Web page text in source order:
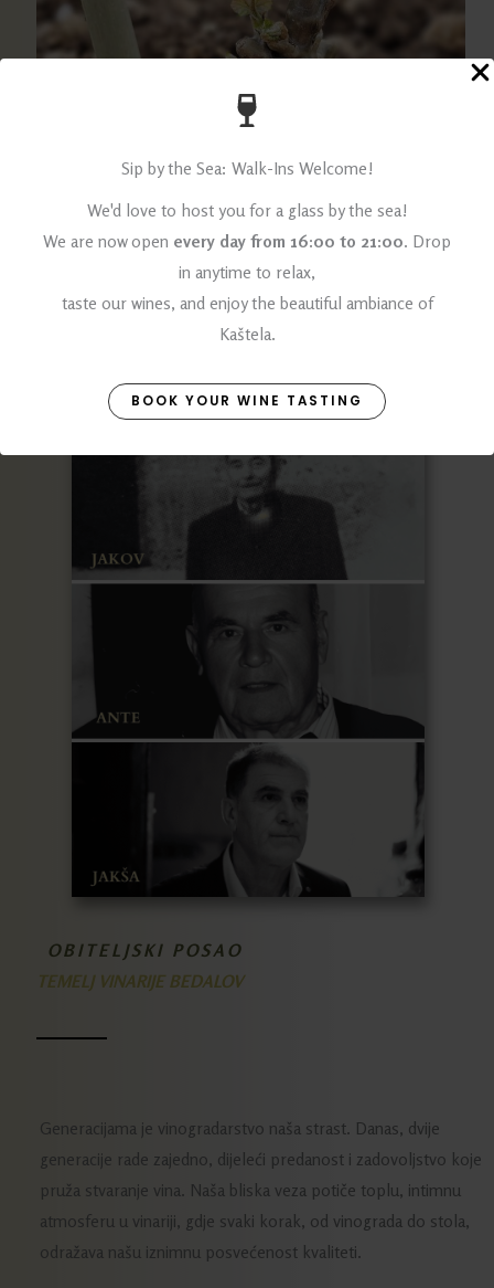
Sip by the Sea: Walk-Ins Welcome!
We'd love to host you for a glass by the sea!
We are now open every day from 16:00 to 21:00. Drop
in anytime to relax,
taste our wines, and enjoy the beautiful ambiance of
Kaštela.
BOOK YOUR WINE TASTING
OBITELJSKI POSAO
TEMELJ VINARIJE BEDALOV
Generacijama je vinogradarstvo naša strast. Danas, dvije
generacije rade zajedno, dijeleći predanost i zadovoljstvo koje
pruža stvaranje vina. Naša bliska veza potiče toplu, intimnu
atmosferu u vinariji, gdje svaki korak, od vinograda do stola,
odražava našu iznimnu posvećenost kvaliteti.